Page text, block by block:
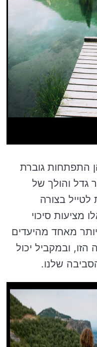
התפתחות גוברת
גדל והולך של
בצורה
מציעות סיכוי
מאחד מהיעדים
ובמקביל יכול
שלנו.